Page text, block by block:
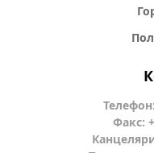
Факс: